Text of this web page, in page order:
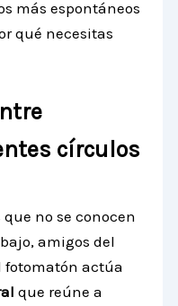
más espontáneos
qué necesitas
círculos
no se conocen
amigos del
actúa
que reúne a